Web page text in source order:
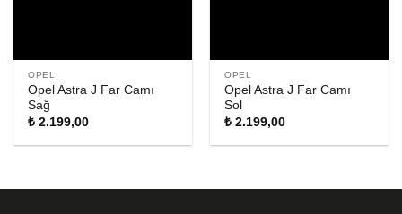
OPEL
Opel Astra J Far Camı
Sağ
₺ 2.199,00
OPEL
Opel Astra J Far Camı
Sol
₺ 2.199,00